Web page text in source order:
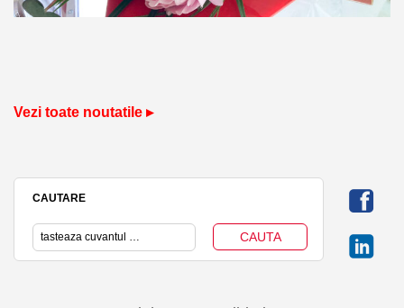
Vezi toate noutatile ▸
CAUTARE